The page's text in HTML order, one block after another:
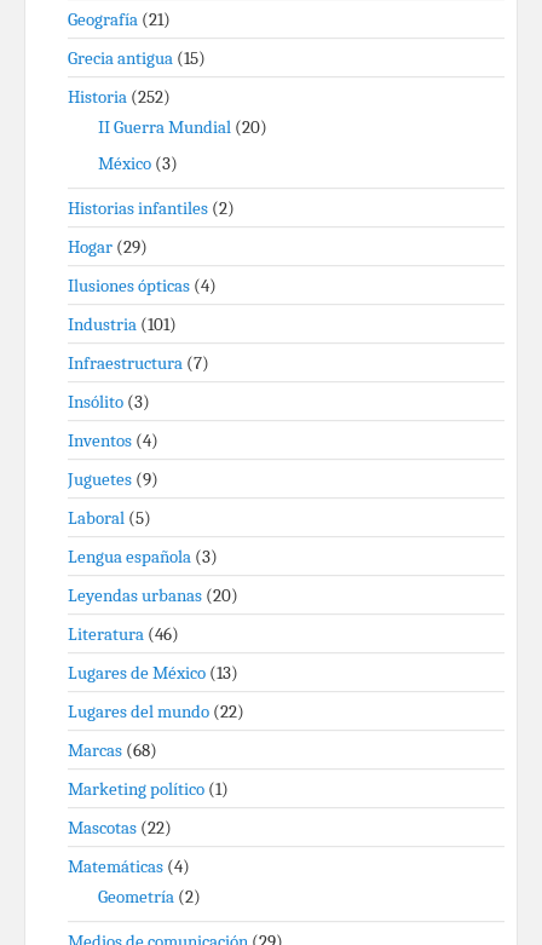
Geografía (21)
Grecia antigua (15)
Historia (252)
II Guerra Mundial (20)
México (3)
Historias infantiles (2)
Hogar (29)
Ilusiones ópticas (4)
Industria (101)
Infraestructura (7)
Insólito (3)
Inventos (4)
Juguetes (9)
Laboral (5)
Lengua española (3)
Leyendas urbanas (20)
Literatura (46)
Lugares de México (13)
Lugares del mundo (22)
Marcas (68)
Marketing político (1)
Mascotas (22)
Matemáticas (4)
Geometría (2)